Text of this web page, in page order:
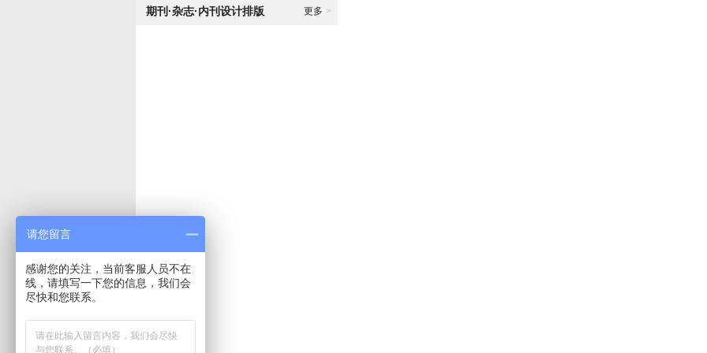
期刊·杂志·内刊设计排版 更多 >
请您留言
感谢您的关注，当前客服人员不在
线，请填写一下您的信息，我们会
尽快和您联系。